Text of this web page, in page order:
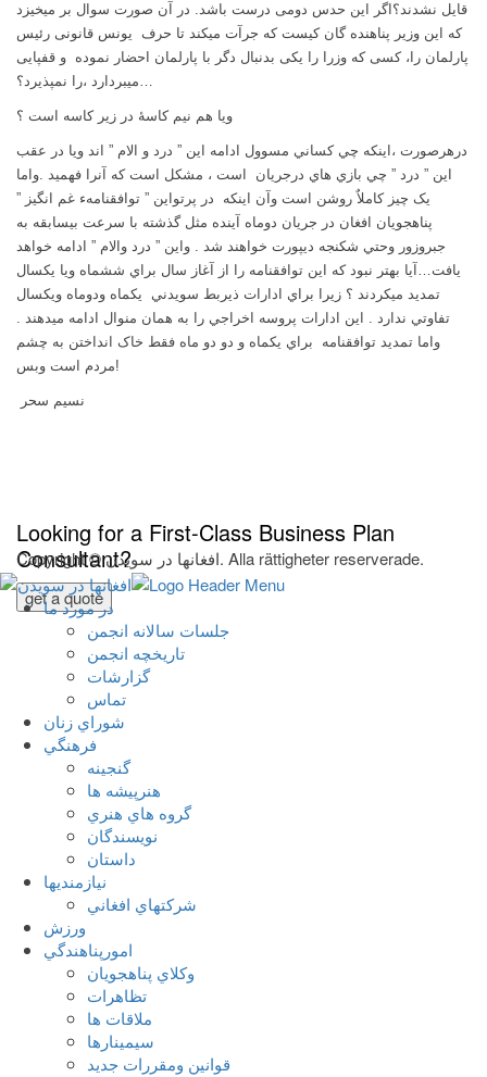
قایل نشدند؟ اگر این حدس دومی درست باشد. در آن صورت سوال بر میخیزد
که این وزیر پناهنده گان کیست که جرآت میکند تا حرف یونس قانونی رئیس
پارلمان را، کسی که وزرا را یکی بدنبال دگر با پارلمان احضار نموده و قفپایی
میبردارد ،را نمپذیرد؟…
ویا هم نیم کاسهٔ در زیر کاسه است ؟
درهرصورت ،اينکه چي کساني مسوول ادامه اين ” درد و الام ” اند ويا در عقب
اين ” درد ” چي بازي هاي درجريان
است ، مشکل است که آنرا فهميد .واما
يک چيز کاملاٌ روشن است وآن اينکه
در پرتواين ” توافقنامهء غم انگيز ”
پناهجويان افغان در جريان دوماه آينده مثل گذشته با سرعت بيسابقه به
جبروزور وحتي شکنجه ديپورت خواهند شد . واين ” درد والام ” ادامه خواهد
يافت… آيا بهتر نبود که اين توافقنامه را از آغاز سال براي ششماه ويا يکسال
تمديد ميکردند ؟ زيرا براي ادارات ذيربط سويدني
يکماه ودوماه ويکسال
تفاوتي ندارد . اين ادارات پروسه اخراجي را به همان منوال ادامه ميدهند .
واما تمديد توافقنامه
براي يکماه و دو دو ماه فقط خاک انداختن به چشم
مردم است وبس!
نسيم سحر
Looking for a First-Class Business Plan
Consultant?
get a quote
Copyright © افغانها در سویدن. Alla rättigheter reserverade.
در مورد ما
جلسات سالانه انجمن
تاریخچه انجمن
گزارشات
تماس
شوراي زنان
فرهنگي
گنجينه
هنرپيشه ها
گروه هاي هنري
نويسندگان
داستان
نيازمنديها
شرکتهاي افغاني
ورزش
امورپناهندگي
وکلاي پناهجويان
تظاهرات
ملاقات ها
سيمينارها
قوانين ومقررات جديد